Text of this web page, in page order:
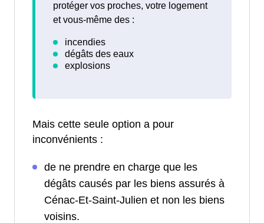
protéger vos proches, votre logement
et vous-même des :
Mais cette seule option a pour
inconvénients :
de ne prendre en charge que les
dégâts causés par les biens assurés à
Cénac-Et-Saint-Julien et non les biens
voisins.